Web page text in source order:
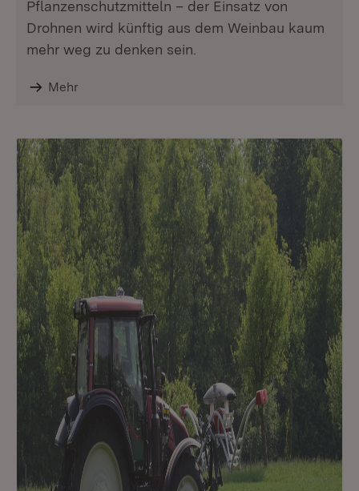
Pflanzenschutzmitteln – der Einsatz von
Drohnen wird künftig aus dem Weinbau kaum
mehr weg zu denken sein.
Mehr